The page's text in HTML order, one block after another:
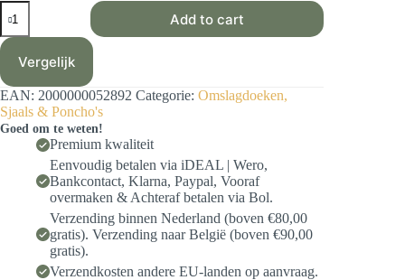
Garenpakket
Ronde
omslag
India
HC
aantal
Add to cart
Vergelijk
EAN: 2000000052892 Categorie: Omslagdoeken,
Sjaals & Poncho's
Goed om te weten!
Premium kwaliteit
Eenvoudig betalen via iDEAL | Wero,
Bankcontact, Klarna, Paypal, Vooraf
overmaken & Achteraf betalen via Bol.
Verzending binnen Nederland (boven €80,00
gratis). Verzending naar België (boven €90,00
gratis).
Verzendkosten andere EU-landen op aanvraag.